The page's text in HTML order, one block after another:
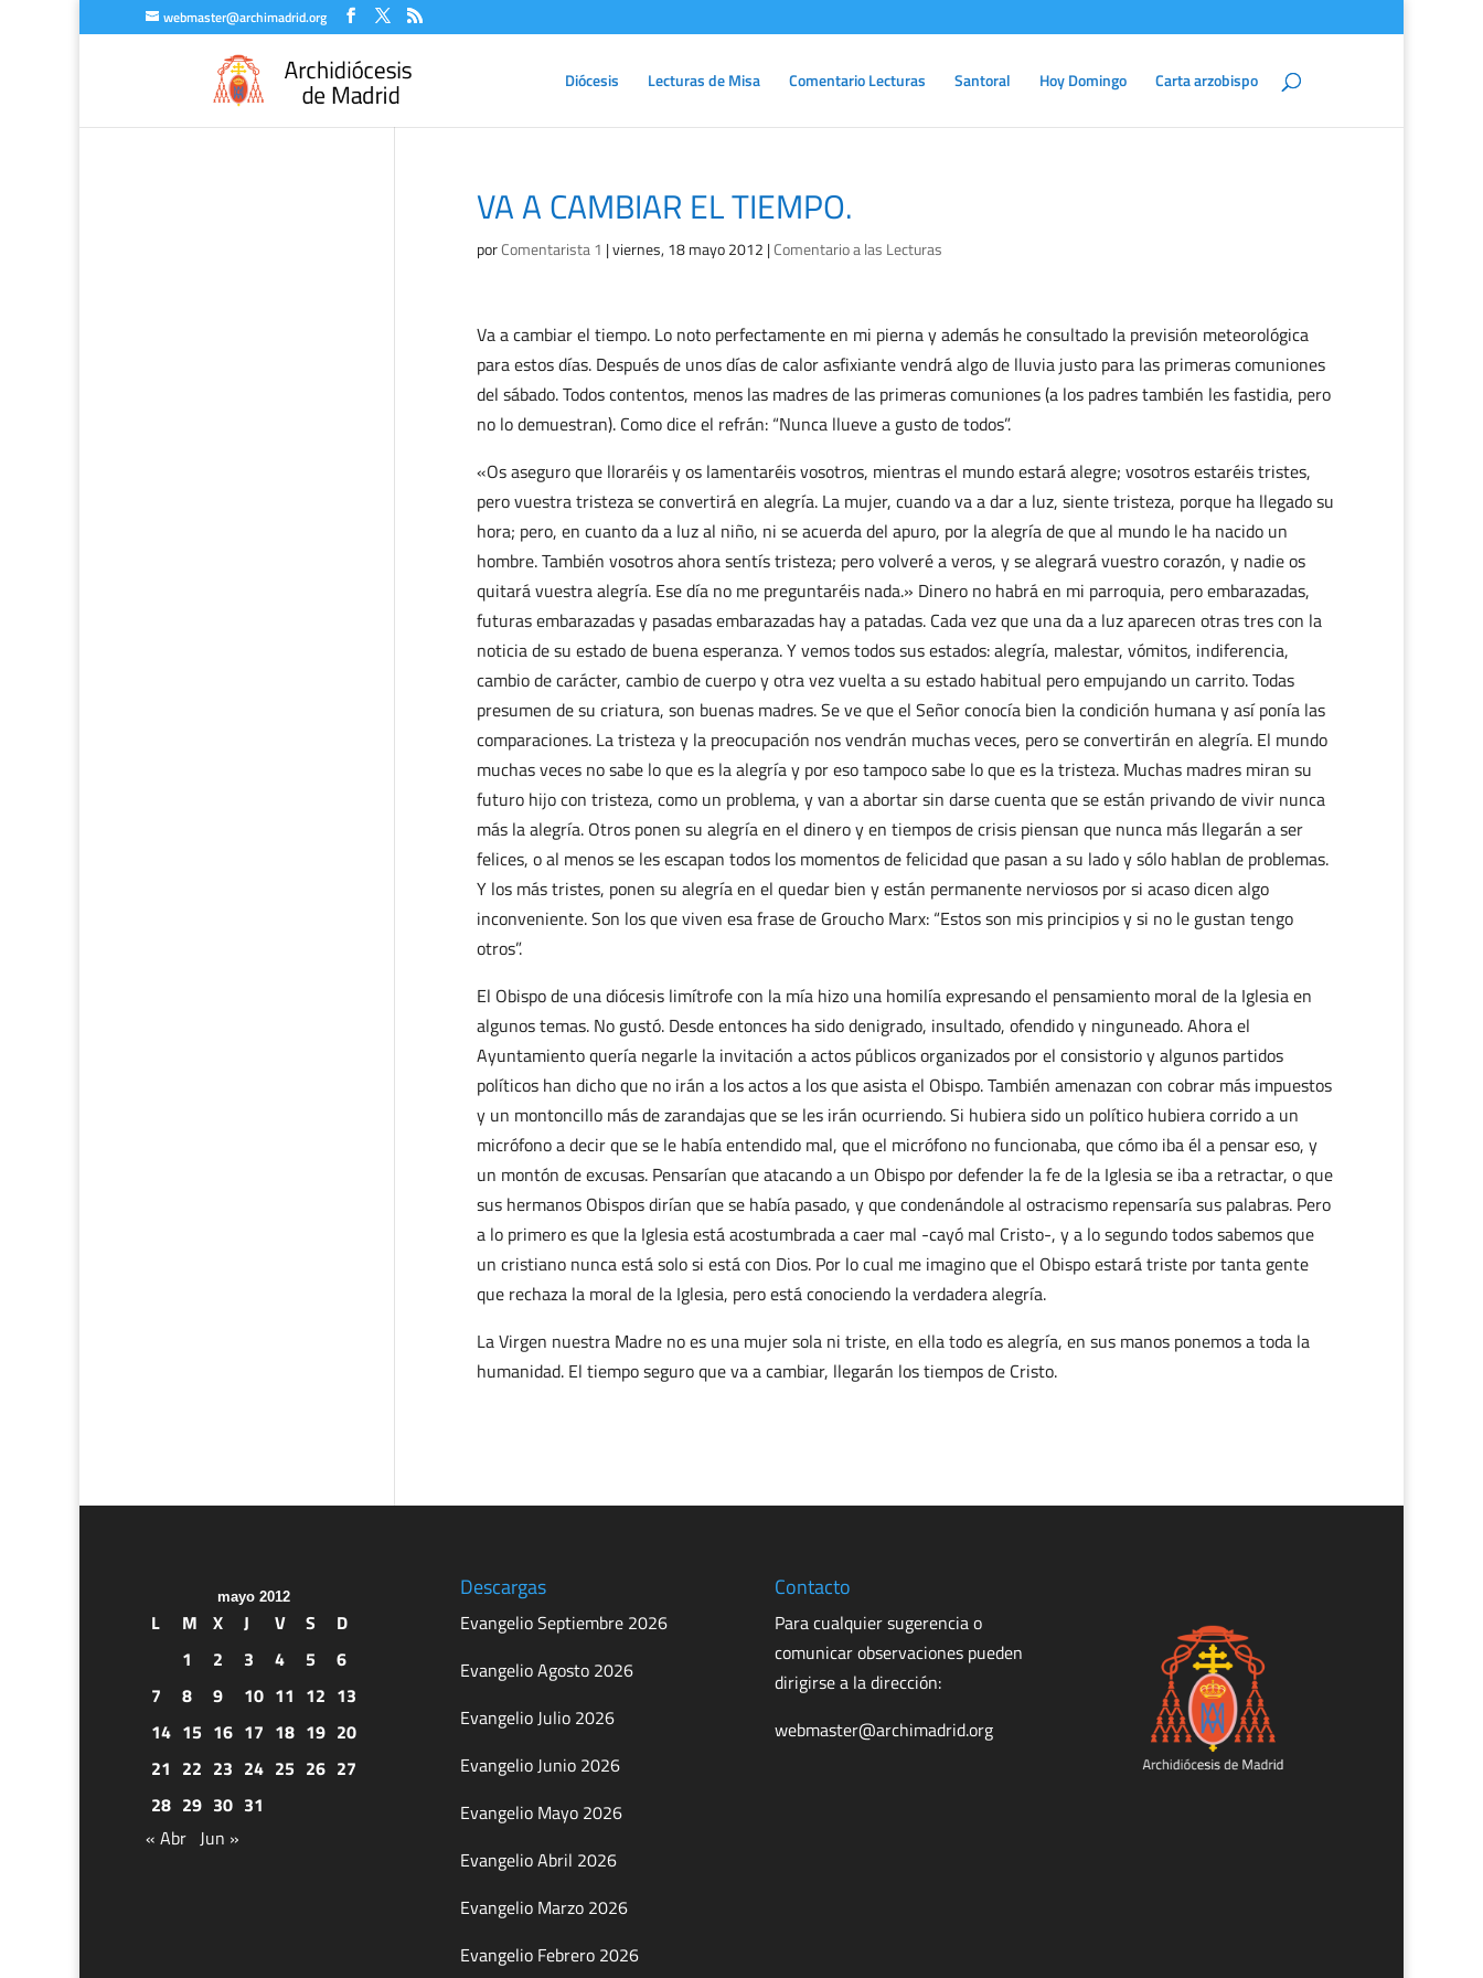
webmaster@archimadrid.org
Diócesis Lecturas de Misa Comentario Lecturas Santoral Hoy Domingo Carta arzobispo
VA A CAMBIAR EL TIEMPO.
porComentarista 1 |viernes, 18 mayo 2012 |Comentario a las Lecturas
Va a cambiar el tiempo. Lo noto perfectamente en mi pierna y además he consultado la previsión meteorológica
para estos días. Después de unos días de calor asfixiante vendrá algo de lluvia justo para las primeras comuniones
del sábado. Todos contentos, menos las madres de las primeras comuniones (a los padres también les fastidia, pero
no lo demuestran). Como dice el refrán: “Nunca llueve a gusto de todos”.
«Os aseguro que lloraréis y os lamentaréis vosotros, mientras el mundo estará alegre; vosotros estaréis tristes,
pero vuestra tristeza se convertirá en alegría. La mujer, cuando va a dar a luz, siente tristeza, porque ha llegado su
hora; pero, en cuanto da a luz al niño, ni se acuerda del apuro, por la alegría de que al mundo le ha nacido un
hombre. También vosotros ahora sentís tristeza; pero volveré a veros, y se alegrará vuestro corazón, y nadie os
quitará vuestra alegría. Ese día no me preguntaréis nada.» Dinero no habrá en mi parroquia, pero embarazadas,
futuras embarazadas y pasadas embarazadas hay a patadas. Cada vez que una da a luz aparecen otras tres con la
noticia de su estado de buena esperanza. Y vemos todos sus estados: alegría, malestar, vómitos, indiferencia,
cambio de carácter, cambio de cuerpo y otra vez vuelta a su estado habitual pero empujando un carrito. Todas
presumen de su criatura, son buenas madres. Se ve que el Señor conocía bien la condición humana y así ponía las
comparaciones. La tristeza y la preocupación nos vendrán muchas veces, pero se convertirán en alegría. El mundo
muchas veces no sabe lo que es la alegría y por eso tampoco sabe lo que es la tristeza. Muchas madres miran su
futuro hijo con tristeza, como un problema, y van a abortar sin darse cuenta que se están privando de vivir nunca
más la alegría. Otros ponen su alegría en el dinero y en tiempos de crisis piensan que nunca más llegarán a ser
felices, o al menos se les escapan todos los momentos de felicidad que pasan a su lado y sólo hablan de problemas.
Y los más tristes, ponen su alegría en el quedar bien y están permanente nerviosos por si acaso dicen algo
inconveniente. Son los que viven esa frase de Groucho Marx: “Estos son mis principios y si no le gustan tengo
otros”.
El Obispo de una diócesis limítrofe con la mía hizo una homilía expresando el pensamiento moral de la Iglesia en
algunos temas. No gustó. Desde entonces ha sido denigrado, insultado, ofendido y ninguneado. Ahora el
Ayuntamiento quería negarle la invitación a actos públicos organizados por el consistorio y algunos partidos
políticos han dicho que no irán a los actos a los que asista el Obispo. También amenazan con cobrar más impuestos
y un montoncillo más de zarandajas que se les irán ocurriendo. Si hubiera sido un político hubiera corrido a un
micrófono a decir que se le había entendido mal, que el micrófono no funcionaba, que cómo iba él a pensar eso, y
un montón de excusas. Pensarían que atacando a un Obispo por defender la fe de la Iglesia se iba a retractar, o que
sus hermanos Obispos dirían que se había pasado, y que condenándole al ostracismo repensaría sus palabras. Pero
a lo primero es que la Iglesia está acostumbrada a caer mal -cayó mal Cristo-, y a lo segundo todos sabemos que
un cristiano nunca está solo si está con Dios. Por lo cual me imagino que el Obispo estará triste por tanta gente
que rechaza la moral de la Iglesia, pero está conociendo la verdadera alegría.
La Virgen nuestra Madre no es una mujer sola ni triste, en ella todo es alegría, en sus manos ponemos a toda la
humanidad. El tiempo seguro que va a cambiar, llegarán los tiempos de Cristo.
mayo 2012
L M X J V S
D
1
2 3 4 5
6
7
8 9 10 11 12 13
14 15 16 17 18 19 20
21 22 23 24 25 26 27
28 29 30 31
« Abr Jun »
Descargas
Evangelio Septiembre 2026
Evangelio Agosto 2026
Evangelio Julio 2026
Evangelio Junio 2026
Evangelio Mayo 2026
Evangelio Abril 2026
Evangelio Marzo 2026
Evangelio Febrero 2026
Contacto
Para cualquier sugerencia o
comunicar observaciones pueden
dirigirse a la dirección:
webmaster@archimadrid.org